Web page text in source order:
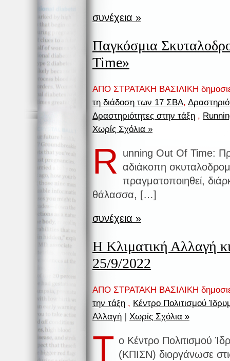
συνέχεια »
Παγκόσμια
Time»
ΑΠΟ ΣΤΡΑΤΑΚΗ ΒΑΣΙΛΙΚΗ
τη διάδοση των 17 ΣΒΑ,
Δραστηριότητες στην τάξη ,
Χωρίς Σχόλια »
R unning Out Of Time:
αδιάκοπη
πραγματοποιηθεί,
θάλασσα, […]
συνέχεια »
Η Κλιματική Αλλαγή
25/9/2022
ΑΠΟ ΣΤΡΑΤΑΚΗ ΒΑΣΙΛΙΚΗ
την τάξη , Κέντρο Πολιτισμού
Αλλαγή | Χωρίς Σχόλια »
Τ ο Κέντρο Πολιτισμού
(ΚΠΙΣΝ) διοργάνωσε